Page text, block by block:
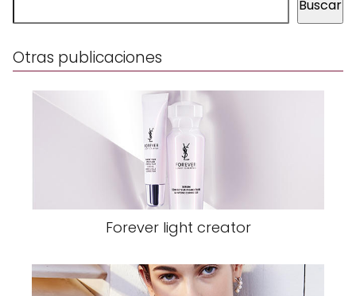
Buscar
Otras publicaciones
Forever light creator